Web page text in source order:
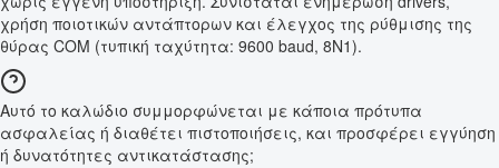
χρήση ποιοτικών αντάπτορων και έλεγχος της ρύθμισης της
θύρας COM (τυπική ταχύτητα: 9600 baud, 8N1).
Αυτό το καλώδιο συμμορφώνεται με κάποια πρότυπα
ασφαλείας ή διαθέτει πιστοποιήσεις, και προσφέρει εγγύηση
ή δυνατότητες αντικατάστασης;